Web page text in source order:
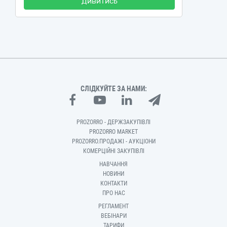
СЛІДКУЙТЕ ЗА НАМИ:
PROZORRO - ДЕРЖЗАКУПІВЛІ
PROZORRO MARKET
PROZORRO.ПРОДАЖІ - АУКЦІОНИ
КОМЕРЦІЙНІ ЗАКУПІВЛІ
НАВЧАННЯ
НОВИНИ
КОНТАКТИ
ПРО НАС
РЕГЛАМЕНТ
ВЕБІНАРИ
ТАРИФИ